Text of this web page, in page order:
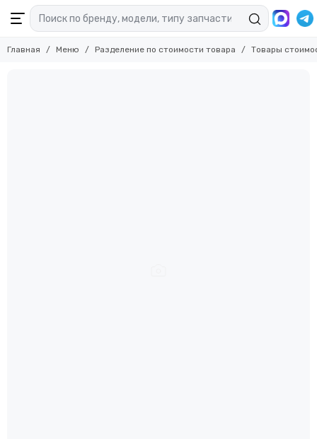
Главная Меню Разделение по стоимости товара Товары